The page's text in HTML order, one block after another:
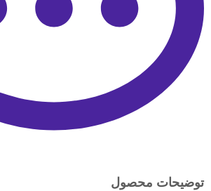
توضیحات محصول